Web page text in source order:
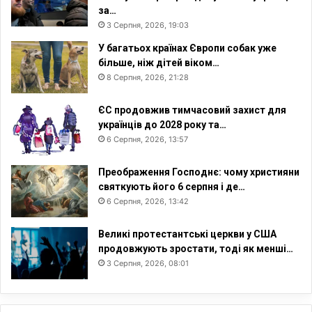
і
г
а
н
т
і
а
п
т
и
м
с
т
и
ч
н
ї
н
за…
3 Серпня, 2026, 19:03
У багатьох країнах Європи собак уже
більше, ніж дітей віком…
8 Серпня, 2026, 21:28
ЄС продовжив тимчасовий захист для
українців до 2028 року та…
6 Серпня, 2026, 13:57
Преображення Господнє: чому християни
святкують його 6 серпня і де…
6 Серпня, 2026, 13:42
Великі протестантські церкви у США
продовжують зростати, тоді як менші…
3 Серпня, 2026, 08:01